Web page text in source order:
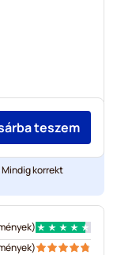
teszem
korrekt
)
)